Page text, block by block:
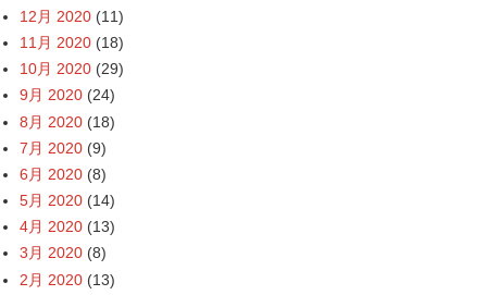
12月 2020 (11)
11月 2020 (18)
10月 2020 (29)
9月 2020 (24)
8月 2020 (18)
7月 2020 (9)
6月 2020 (8)
5月 2020 (14)
4月 2020 (13)
3月 2020 (8)
2月 2020 (13)